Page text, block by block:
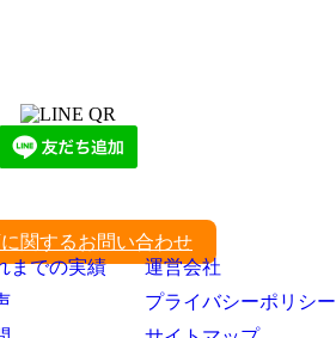
関するお問い合わせ
までの実績
運営会社
プライバシーポリシー